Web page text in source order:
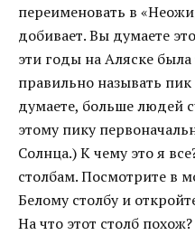
переименовать в
добивает. Вы думаете
эти годы на Аляске
правильно называть
думаете, больше людей
этому пику
Солнца.) К чему это я
столбам. Посмотрите в
Белому столбу и
На что этот столб